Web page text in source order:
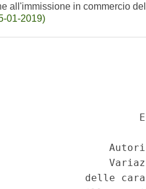
all'immissione in commercio
01-2019)